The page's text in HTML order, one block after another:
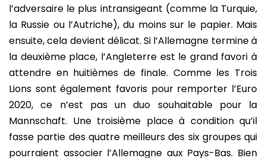
l’adversaire le plus intransigeant (comme la Turquie,
la Russie ou l’Autriche), du moins sur le papier. Mais
ensuite, cela devient délicat. Si l’Allemagne termine à
la deuxième place, l’Angleterre est le grand favori à
attendre en huitièmes de finale. Comme les Trois
Lions sont également favoris pour remporter l’Euro
2020, ce n’est pas un duo souhaitable pour la
Mannschaft. Une troisième place à condition qu’il
fasse partie des quatre meilleurs des six groupes qui
pourraient associer l’Allemagne aux Pays-Bas. Bien